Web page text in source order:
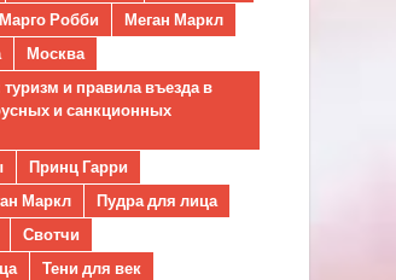
Марго Робби
Меган Маркл
Москва
и правила въезда в
и санкционных
Принц Гарри
Маркл
Пудра для лица
Свотчи
Тени для век